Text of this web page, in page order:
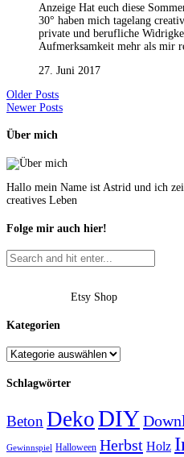
Anzeige Hat euch diese
30° haben mich tagelang
private und berufliche
Aufmerksamkeit mehr als mir
27. Juni 2017
Older Posts
Newer Posts
Über mich
Hallo mein Name ist Astrid und ich
creatives Leben
Folge mir auch hier!
Etsy Shop
Kategorien
Schlagwörter
Beton DekoDIY
Gewinnspiel Halloween Herbst Holz